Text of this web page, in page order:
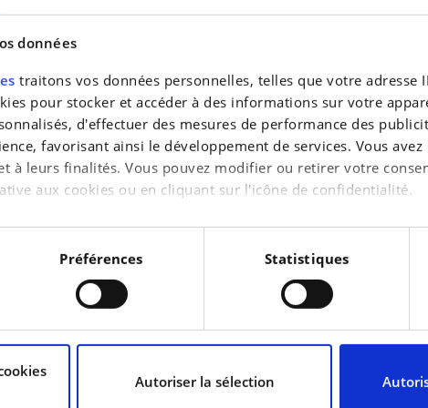
données
traitons vos données personnelles, telles que votre adresse
pour stocker et accéder à des informations sur votre
d'effectuer des mesures de performance des
favorisant ainsi le développement de services. Vous
à leurs finalités. Vous pouvez modifier ou retirer votre
aux cookies ou en cliquant sur l'icône de confidentialité.
également :
sur votre localisation géographique qui peuvent être
en l'analysant activement pour en relever les
de vos données personnelles et définir vos
modifier ou retirer votre consentement à tout moment à
Préférences Statistiques
Autoriser la sélection
70 900 km
CYLINDRÉE
3 824 cc
MÉTALLISÉ
Non